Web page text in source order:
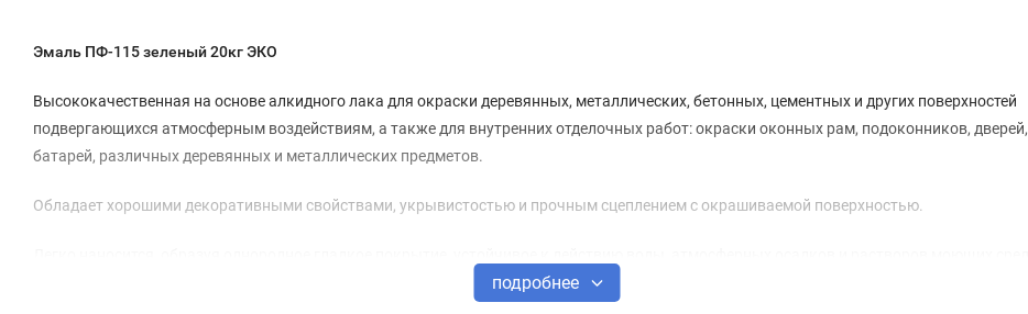
Эмаль ПФ-115 зеленый 20кг ЭКО
Высококачественная на основе алкидного лака для окраски деревянных, металлических, бетонных, цементных и других поверхностей
подвергающихся атмосферным воздействиям, а также для внутренних отделочных работ: окраски оконных рам, подоконников, дверей,
батарей, различных деревянных и металлических предметов.
Обладает хорошими декоративными свойствами, укрывистостью и прочным сцеплением с окрашиваемой поверхностью.
Готовая к применению, атмосфероустойчивая, отличается блеском, высоким сцеплением с окрашиваемой поверхностью.
подробнее